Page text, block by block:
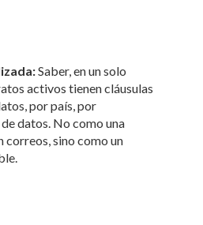
Saber, en un solo
activos tienen cláusulas
por país, por
datos. No como una
correos, sino como un